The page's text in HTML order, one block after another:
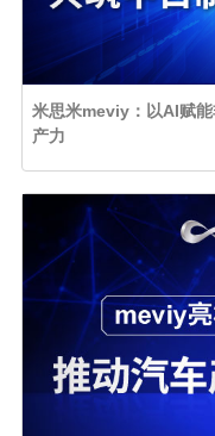
米思米meviy：以AI赋
产力